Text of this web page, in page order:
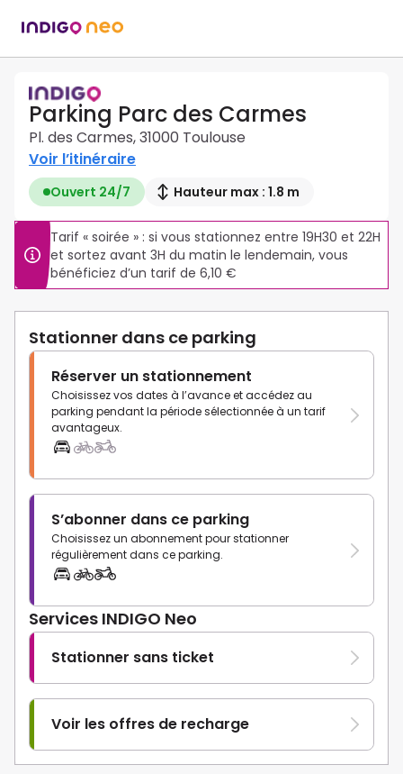
Parking Parc des Carmes
Pl. des Carmes, 31000 Toulouse
Voir l’itinéraire
Ouvert 24/7 Hauteur max : 1.8 m
Tarif « soirée » : si vous stationnez entre 19H30 et 22H
et sortez avant 3H du matin le lendemain, vous
bénéficiez d’un tarif de 6,10 €
Stationner dans ce parking
Réserver un stationnement
Choisissez vos dates à l’avance et accédez au
parking pendant la période sélectionnée à un tarif
avantageux.
S’abonner dans ce parking
Choisissez un abonnement pour stationner
régulièrement dans ce parking.
Services INDIGO Neo
Stationner sans ticket
Voir les offres de recharge